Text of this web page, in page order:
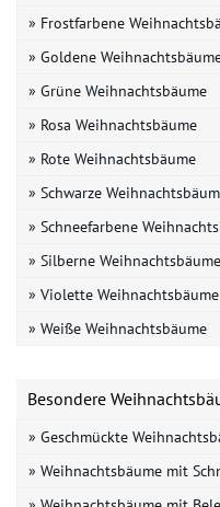
» Frostfarbene
» Goldene
» Grüne Weihnachtsbäume
» Rosa Weihnachtsbäume
» Rote Weihnachtsbäume
» Schwarze
» Schneefarbene
» Silberne Weihnachtsbäume
» Violette Weihnachtsbäume
» Weiße Weihnachtsbäume
Besondere
» Geschmückte
» Weihnachtsbäume mit